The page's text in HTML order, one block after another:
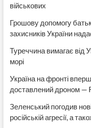
військових
Грошову допомогу
захисників України
Туреччина вимагає від
морі
Україна на фронті
доставлений дроном —
Зеленський погодив
російській агресії, а